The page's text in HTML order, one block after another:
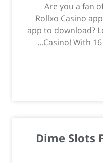
Are you a fan
Rollxo Casino
app to download?
Casino! With
Dime Slots